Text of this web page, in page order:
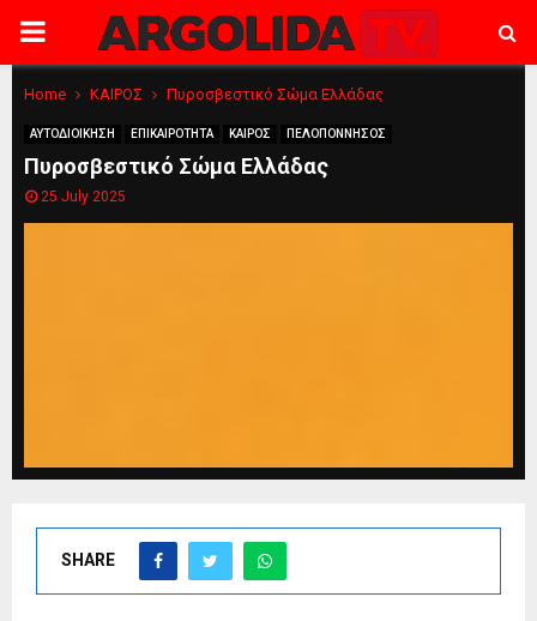
PRIMARY
MENU
Home ΚΑΙΡΟΣ Πυροσβεστικό Σώμα Ελλάδας
ΑΥΤΟΔΙΟΙΚΗΣΗ ΕΠΙΚΑΙΡΟΤΗΤΑ ΚΑΙΡΟΣ ΠΕΛΟΠΟΝΝΗΣΟΣ
Πυροσβεστικό Σώμα Ελλάδας
25 July 2025
SHARE